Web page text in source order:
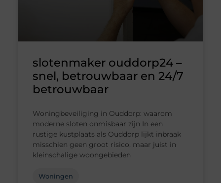
slotenmaker ouddorp24 –
snel, betrouwbaar en 24/7
betrouwbaar
Woningbeveiliging in Ouddorp: waarom
moderne sloten onmisbaar zijn In een
rustige kustplaats als Ouddorp lijkt inbraak
misschien geen groot risico, maar juist in
kleinschalige woongebieden
Woningen